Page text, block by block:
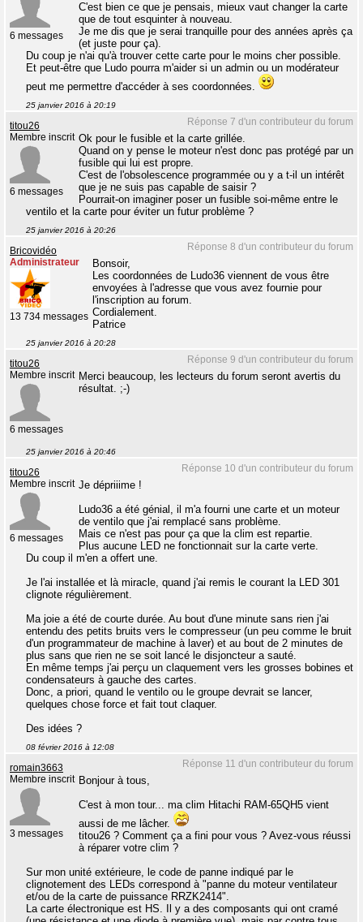
6 messages
C'est bien ce que je pensais, mieux vaut changer la carte
que de tout esquinter à nouveau.
Je me dis que je serai tranquille pour des années après ça
(et juste pour ça).
Du coup je n'ai qu'à trouver cette carte pour le moins cher possible.
Et peut-être que Ludo pourra m'aider si un admin ou un modérateur
peut me permettre d'accéder à ses coordonnées.
25 janvier 2016 à 20:19
Réponse 7 d'un contributeur du forum
titou26
Membre inscrit
6 messages
Ok pour le fusible et la carte grillée.
Quand on y pense le moteur n'est donc pas protégé par un
fusible qui lui est propre.
C'est de l'obsolescence programmée ou y a t-il un intérêt
que je ne suis pas capable de saisir ?
Pourrait-on imaginer poser un fusible soi-même entre le
ventilo et la carte pour éviter un futur problème ?
25 janvier 2016 à 20:26
Réponse 8 d'un contributeur du forum
Bricovidéo
Administrateur
13 734 messages
Bonsoir,
Les coordonnées de Ludo36 viennent de vous être
envoyées à l'adresse que vous avez fournie pour
l'inscription au forum.
Cordialement.
Patrice
25 janvier 2016 à 20:28
Réponse 9 d'un contributeur du forum
titou26
Membre inscrit
6 messages
Merci beaucoup, les lecteurs du forum seront avertis du
résultat. ;-)
25 janvier 2016 à 20:46
Réponse 10 d'un contributeur du forum
titou26
Membre inscrit
6 messages
Je dépriiime !
Ludo36 a été génial, il m'a fourni une carte et un moteur
de ventilo que j'ai remplacé sans problème.
Mais ce n'est pas pour ça que la clim est repartie.
Plus aucune LED ne fonctionnait sur la carte verte.
Du coup il m'en a offert une.
Je l'ai installée et là miracle, quand j'ai remis le courant la LED 301
clignote régulièrement.
Ma joie a été de courte durée. Au bout d'une minute sans rien j'ai
entendu des petits bruits vers le compresseur (un peu comme le bruit
d'un programmateur de machine à laver) et au bout de 2 minutes de
plus sans que rien ne se soit lancé le disjoncteur a sauté.
En même temps j'ai perçu un claquement vers les grosses bobines et
condensateurs à gauche des cartes.
Donc, a priori, quand le ventilo ou le groupe devrait se lancer,
quelques chose force et fait tout claquer.
Des idées ?
08 février 2016 à 12:08
Réponse 11 d'un contributeur du forum
romain3663
Membre inscrit
3 messages
Bonjour à tous,
C'est à mon tour... ma clim Hitachi RAM-65QH5 vient
aussi de me lâcher.
titou26 ? Comment ça a fini pour vous ? Avez-vous réussi
à réparer votre clim ?
Sur mon unité extérieure, le code de panne indiqué par le
clignotement des LEDs correspond à "panne du moteur ventilateur
et/ou de la carte de puissance RRZK2414".
La carte électronique est HS. Il y a des composants qui ont cramé